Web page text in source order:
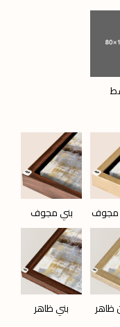
مجوف بني مجوف
ظاهر بني ظاهر